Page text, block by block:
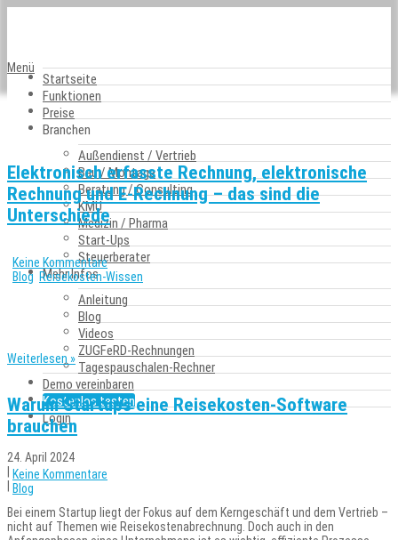
Menü
Startseite
Funktionen
Preise
Branchen
Außendienst / Vertrieb
Bau / Montage
Beratung / Consulting
KMU
Medizin / Pharma
Start-Ups
Steuerberater
Mehr Infos
Anleitung
Blog
Videos
ZUGFeRD-Rechnungen
Tagespauschalen-Rechner
Demo vereinbaren
Kostenlos testen
Login
Tag: Belege
Elektronisch erfasste Rechnung, elektronische
Rechnung und E-Rechnung – das sind die
Unterschiede
21. Juni 2024
Keine Kommentare
Blog Reisekosten-Wissen
Ab 2025 wird in Deutschland schrittweise die Pflicht zur E-Rechnung im B2B-
Bereich eingeführt. Damit einher geht auch eine eindeutigere Regelung der
Begrifflichkeiten. Wir erklären Ihnen die wichtigsten Rechnungsbegriffe.
Weiterlesen »
Warum Startups eine Reisekosten-Software
brauchen
24. April 2024
Keine Kommentare
Blog
Bei einem Startup liegt der Fokus auf dem Kerngeschäft und dem Vertrieb –
nicht auf Themen wie Reisekostenabrechnung. Doch auch in den